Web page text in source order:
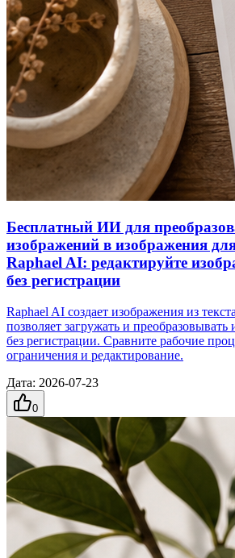
Бесплатный ИИ для
изображений в изображения
Raphael AI: редактируйте
без регистрации
Raphael AI создает изображения из
позволяет загружать и
без регистрации. Сравните рабочие
ограничения и редактирование.
Дата: 2026-07-23
0